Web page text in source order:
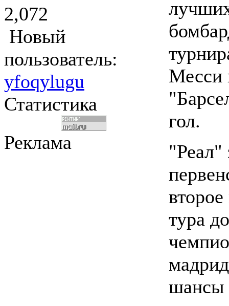
2,072
Новый
пользователь:
yfoqylugu
Статистика
Реклама
Месси
гол.
"Реал"
тура
шансы